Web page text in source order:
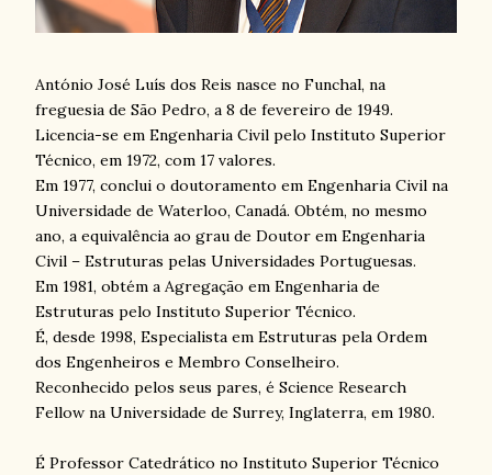
António José Luís dos Reis nasce no Funchal, na
freguesia de São Pedro, a 8 de fevereiro de 1949.
Licencia-se em Engenharia Civil pelo Instituto Superior
Técnico, em 1972, com 17 valores.
Em 1977, conclui o doutoramento em Engenharia Civil na
Universidade de Waterloo, Canadá. Obtém, no mesmo
ano, a equivalência ao grau de Doutor em Engenharia
Civil – Estruturas pelas Universidades Portuguesas.
Em 1981, obtém a Agregação em Engenharia de
Estruturas pelo Instituto Superior Técnico.
É, desde 1998, Especialista em Estruturas pela Ordem
dos Engenheiros e Membro Conselheiro.
Reconhecido pelos seus pares, é Science Research
Fellow na Universidade de Surrey, Inglaterra, em 1980.
É Professor Catedrático no Instituto Superior Técnico